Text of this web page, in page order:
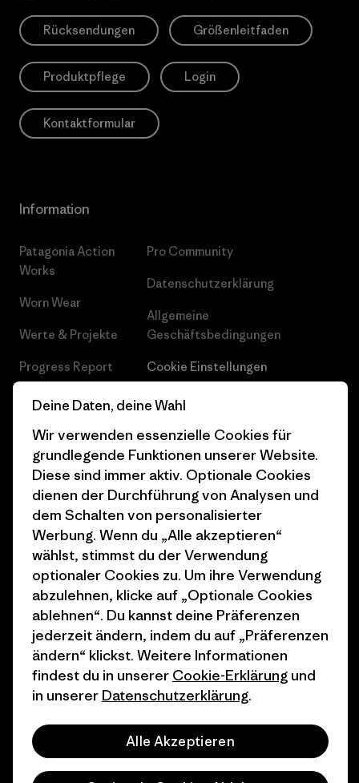
Rücksendungen Größenleitfaden
Produktpflege Login
Kontaktformular
Information
Patagonia Action
Works
Worn Wear
Werte & Projekte
Progress Report
Business Unusual
Klimaziele
1% For The Planet
Wie wir finanzieren
Geschenkgutscheine
Stores in deiner
Nähe
Pro Community
Datenschutzerklärung
Allgemeine
Geschäftsbedingungen
Cookie Einstellungen
Karriere
Pressekontakt
Industry program
Affiliate-Programm
Patagonia Österreich
Seitenverzeichnis
© 2026 Patagonia, Inc. All Rights Reserved.
Deutsch
Deine Daten, deine Wahl
Wir verwenden essenzielle Cookies für
grundlegende Funktionen unserer Website.
Diese sind immer aktiv. Optionale Cookies
dienen der Durchführung von Analysen und
dem Schalten von personalisierter
Werbung. Wenn du „Alle akzeptieren“
wählst, stimmst du der Verwendung
optionaler Cookies zu. Um ihre Verwendung
abzulehnen, klicke auf „Optionale Cookies
ablehnen“. Du kannst deine Präferenzen
jederzeit ändern, indem du auf „Präferenzen
ändern“ klickst. Weitere Informationen
findest du in unserer Cookie-Erklärung und
in unserer Datenschutzerklärung.
Alle Akzeptieren